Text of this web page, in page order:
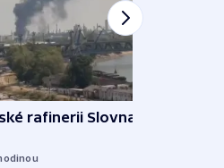
rafinerii Slovnaft